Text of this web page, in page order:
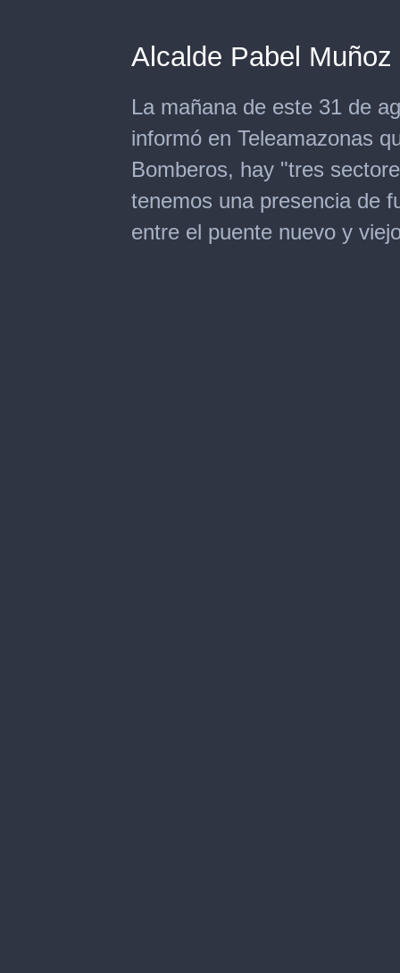
Alcalde Pabel
La mañana de este 31 de
informó en Teleamazonas
Bomberos, hay "tres
tenemos una presencia de
entre el puente nuevo y